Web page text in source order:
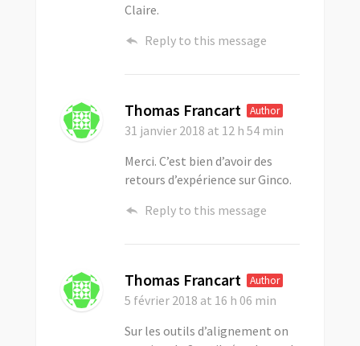
Claire.
Reply to this message
Thomas Francart Author
31 janvier 2018 at 12 h 54 min
Merci. C’est bien d’avoir des
retours d’expérience sur Ginco.
Reply to this message
Thomas Francart Author
5 février 2018 at 16 h 06 min
Sur les outils d’alignement on